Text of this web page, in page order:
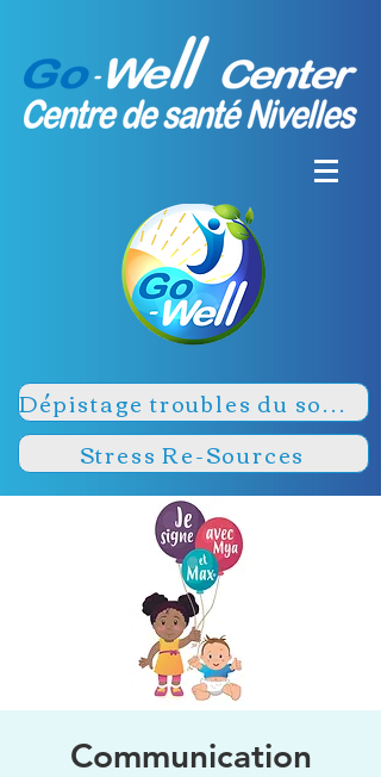
Dépistage troubles du sommeil
Stress Re-Sources
Communication